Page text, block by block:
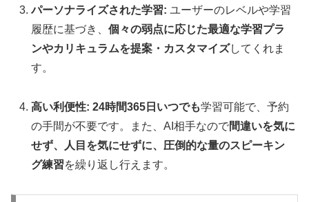
パーソナライズされた学習: ユーザーのレベルや学習
履歴に基づき、個々の弱点に応じた最適な学習プラ
ンやカリキュラムを提案・カスタマイズしてくれま
す。
高い利便性: 24時間365日いつでも学習可能で、予約
の手間が不要です。また、AI相手なので間違いを気に
せず、人目を気にせずに、圧倒的な量のスピーキン
グ練習を繰り返し行えます。